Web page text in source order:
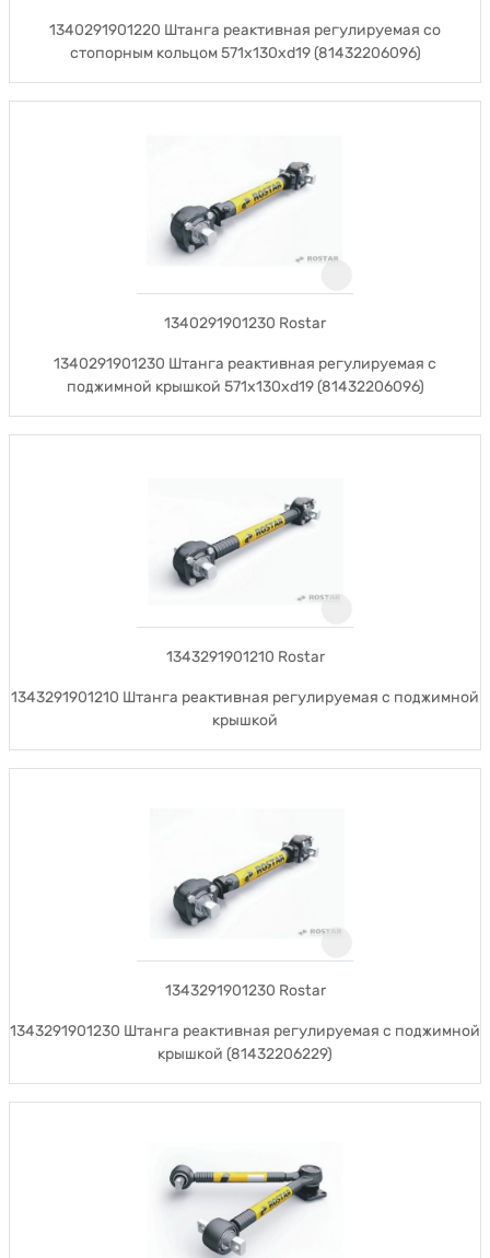
1340291901220 Штанга реактивная регулируемая со
стопорным кольцом 571x130xd19 (81432206096)
1340291901230 Rostar
1340291901230 Штанга реактивная регулируемая с
поджимной крышкой 571x130xd19 (81432206096)
1343291901210 Rostar
1343291901210 Штанга реактивная регулируемая с поджимной
крышкой
1343291901230 Rostar
1343291901230 Штанга реактивная регулируемая с поджимной
крышкой (81432206229)